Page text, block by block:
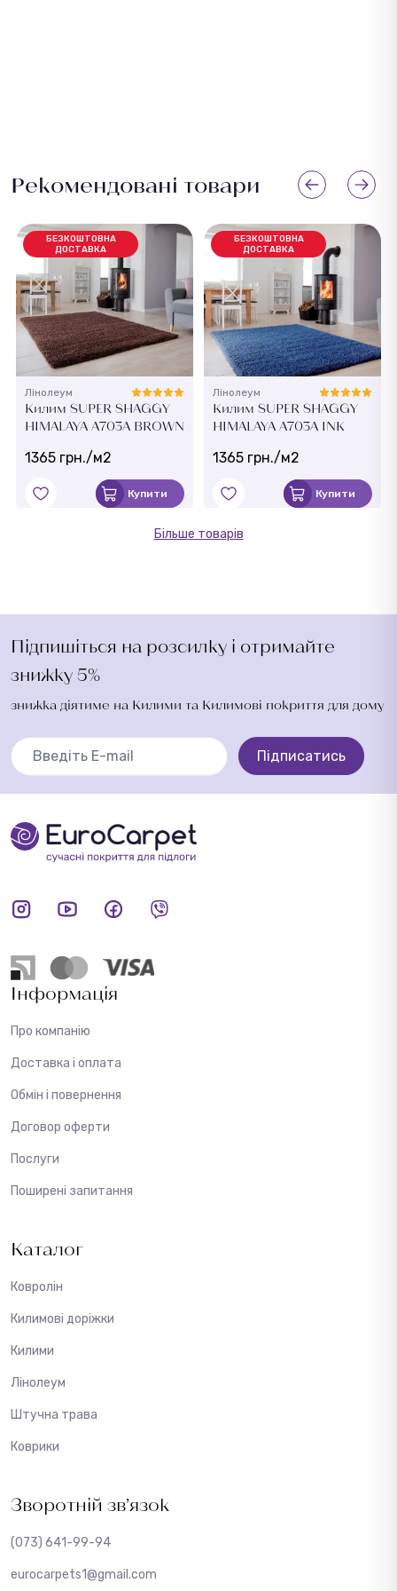
Рекомендовані товари
БЕЗКОШТОВНА
ДОСТАВКА
Лінолеум
Килим SUPER SHAGGY
HIMALAYA A703A BROWN
1365 грн./м2
Купити
БЕЗКОШТОВНА
ДОСТАВКА
Лінолеум
Килим SUPER SHAGGY
HIMALAYA A703A INK
1365 грн./м2
Купити
Більше товарів
Підпишіться на розсилку і отримайте
знижку 5%
знижка діятиме на Килими та Килимові покриття для дому
Підписатись
Інформація
Про компанію
Доставка і оплата
Обмін і повернення
Договор оферти
Послуги
Поширені запитання
Каталог
Ковролін
Килимові доріжки
Килими
Лінолеум
Штучна трава
Коврики
Зворотній зв’язок
(073) 641-99-94
eurocarpets1@gmail.com